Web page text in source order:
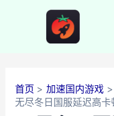
首页
加速国内游戏
无尽冬日国服延迟高卡